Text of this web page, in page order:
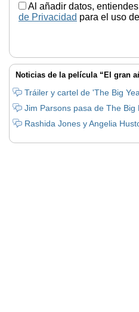
Al añadir datos,
de Privacidad para el uso
Noticias de la película “El gran
Tráiler y cartel de 'The Big
Jim Parsons pasa de The
Rashida Jones y Angelia